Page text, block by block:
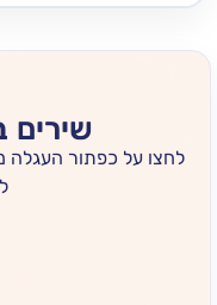
שירים
כפתור העגלה מצד שמאל
לעגלת